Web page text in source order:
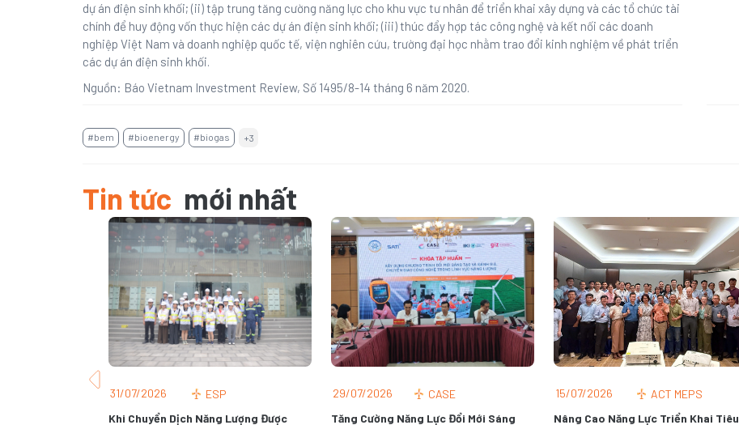
dự án điện sinh khối; (ii) tập trung tăng cường năng lực cho khu vực tư nhân để triển khai xây dựng và các tổ chức tài
chính để huy động vốn thực hiện các dự án điện sinh khối; (iii) thúc đẩy hợp tác công nghệ và kết nối các doanh
nghiệp Việt Nam và doanh nghiệp quốc tế, viện nghiên cứu, trường đại học nhằm trao đổi kinh nghiệm về phát triển
các dự án điện sinh khối.
Nguồn: Báo Vietnam Investment Review, Số 1495/8-14 tháng 6 năm 2020.
#bem #bioenergy #biogas +3
Tin tức mới nhất
31/07/2026
ESP
Khi Chuyển Dịch Năng Lượng Được
29/07/2026
CASE
Tăng Cường Năng Lực Đổi Mới Sáng
15/07/2026
ACT MEPS
Nâng Cao Năng Lực Triển Khai Tiêu